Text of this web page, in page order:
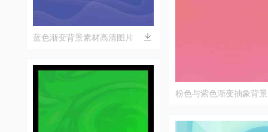
蓝色渐变背景素材高清图片
粉色与紫色渐变抽象背